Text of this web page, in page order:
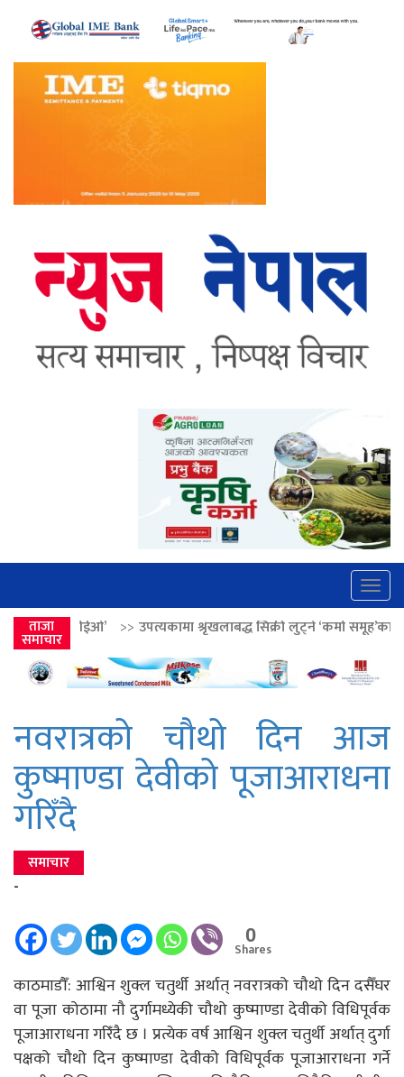
ताजा
समाचार
उपत्यकामा श्रृंखलाबद्ध सिक्री लुट्ने ‘कर्मा समूह’का नाइकेसहित पाँच पक्राउ
नवरात्रको चौथो दिन आज
कुष्माण्डा देवीको पूजाआराधना
गरिँदै
समाचार
-
0
Shares
काठमाडौँ: आश्विन शुक्ल चतुर्थी अर्थात् नवरात्रको चौथो दिन दसैँघर
वा पूजा कोठामा नौ दुर्गामध्येकी चौथो कुष्माण्डा देवीको विधिपूर्वक
पूजाआराधना गरिँदै छ । प्रत्येक वर्ष आश्विन शुक्ल चतुर्थी अर्थात् दुर्गा
पक्षको चौथो दिन कुष्माण्डा देवीको विधिपूर्वक पूजाआराधना गर्ने